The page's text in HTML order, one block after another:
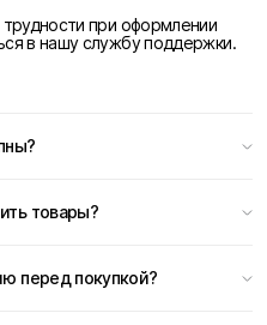
при оформлении
в нашу службу поддержки.
товары?
перед покупкой?